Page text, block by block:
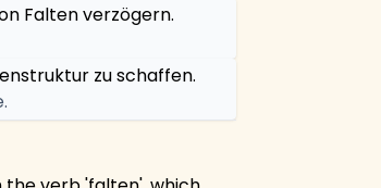
Falten verzögern.
zu schaffen.